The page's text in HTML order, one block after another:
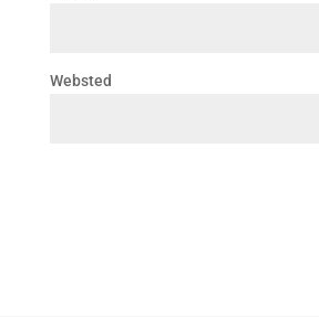
Websted